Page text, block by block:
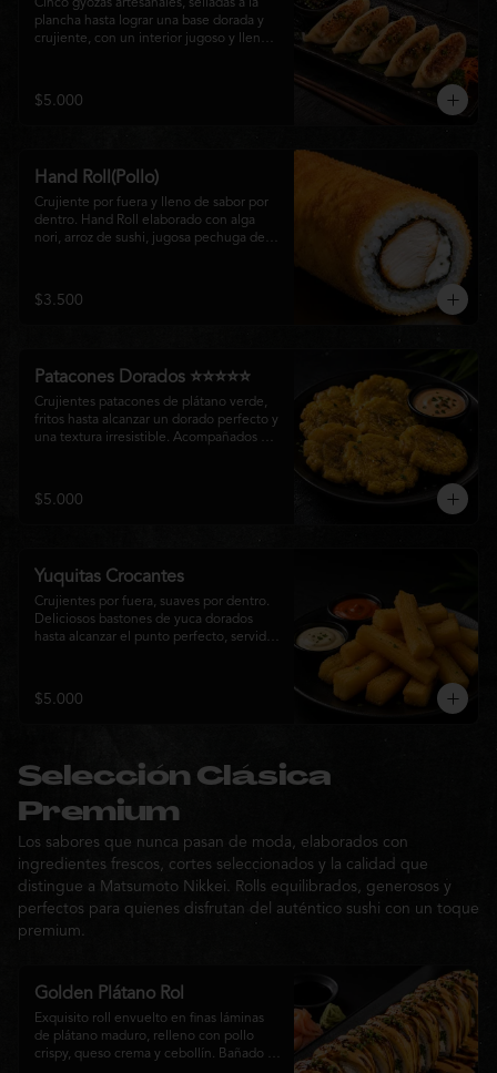
Cinco gyozas artesanales, selladas a la
plancha hasta lograr una base dorada y
crujiente, con un interior jugoso y lleno
perfecto entre tradición japonesa y la
esencia de la cocina nikkei, ideales para
$5.000
Hand Roll(Pollo)
Crujiente por fuera y lleno de sabor por
dentro. Hand Roll elaborado con alga
nori, arroz de sushi, jugosa pechuga de
combinación perfecta de textura y
cremosidad que convierte este clásico en
$3.500
Patacones Dorados ⭐⭐⭐⭐⭐
Crujientes patacones de plátano verde,
fritos hasta alcanzar un dorado perfecto y
una textura irresistible. Acompañados de
disfrutar como entrada con el auténtico
sabor de la cocina nikkei.
$5.000
Yuquitas Crocantes
Crujientes por fuera, suaves por dentro.
Deliciosos bastones de yuca dorados
hasta alcanzar el punto perfecto, servidos
compartir o complementar cualquier
experiencia Matsumoto Nikkei.
$5.000
Selección Clásica
Premium
Los sabores que nunca pasan de moda, elaborados con
ingredientes frescos, cortes seleccionados y la calidad que
distingue a Matsumoto Nikkei. Rolls equilibrados, generosos y
perfectos para quienes disfrutan del auténtico sushi con un toque
premium.
Golden Plátano Rol
Exquisito roll envuelto en finas láminas
de plátano maduro, relleno con pollo
crispy, queso crema y cebollín. Bañado